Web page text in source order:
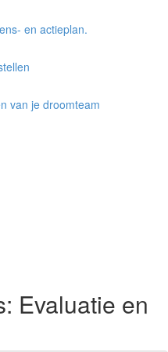
en actieplan.
van je droomteam
Evaluatie en